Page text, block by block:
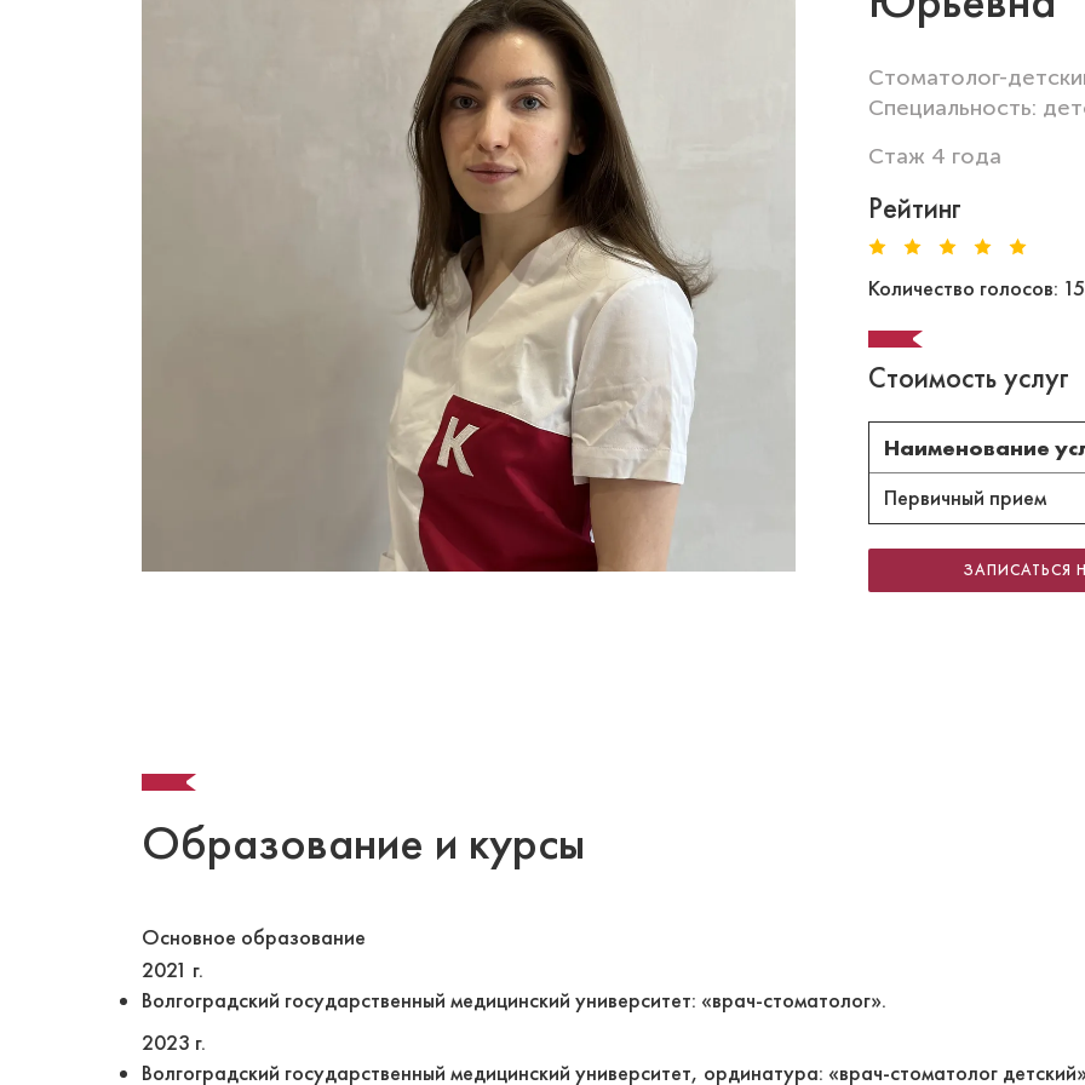
Стоматолог-
Специальность:
Стаж 4 года
Рейтинг
Количество голосов:
Стоимость услуг
Наименование
Первичный прием
ЗАПИСАТЬСЯ
Образование и курсы
Основное образование
2021 г.
Волгоградский государственный медицинский университет: «врач-стоматолог».
2023 г.
Волгоградский государственный медицинский университет, ординатура: «врач-стоматолог